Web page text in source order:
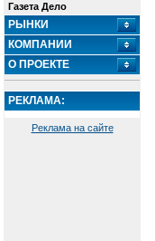
Газета Дело
РЫНКИ
КОМПАНИИ
О ПРОЕКТЕ
РЕКЛАМА:
Реклама на сайте